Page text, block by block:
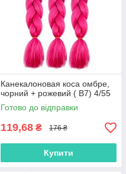
Канекалоновая коса омбре,
чорний + рожевий ( B7) 4/55
Готово до відправки
119,68 ₴ 176 ₴
Купити